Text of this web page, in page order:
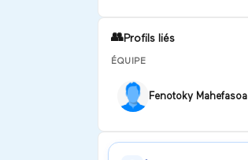
👥Profils liés
ÉQUIPE
Fenotoky Mahefasoa